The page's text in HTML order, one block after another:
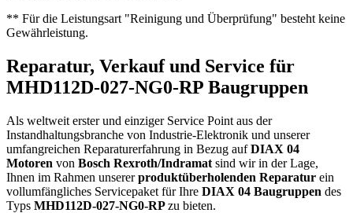
** Für die Leistungsart "Reinigung und Überprüfung" besteht keine
Gewährleistung.
Reparatur, Verkauf und Service für
MHD112D-027-NG0-RP Baugruppen
Als weltweit erster und einziger Service Point aus der
Instandhaltungsbranche von Industrie-Elektronik und unserer
umfangreichen Reparaturerfahrung in Bezug aufDIAX 04
Motoren von Bosch Rexroth/Indramat sind wir in der Lage,
Ihnen im Rahmen unsererproduktüberholenden Reparatur ein
vollumfängliches Servicepaket für Ihre DIAX 04 Baugruppen des
Typs MHD112D-027-NG0-RPzu bieten.